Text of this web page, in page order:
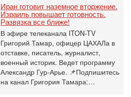
Иран готовит наземное вторжение.
Израиль повышает готовность.
Развязка все ближе!
В эфире телеканала ITON-TV
Григорий Тамар, офицер ЦАХАЛа в
отставке, писатель, журналист,
военный историк. Ведет программу
Александр Гур-Арье. 📌Подпишитесь
на канал Григория Тамара:…